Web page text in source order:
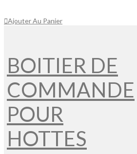
Ajouter Au Panier
BOITIER DE
COMMANDE
POUR
HOTTES